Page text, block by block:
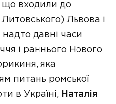
що входили до
Литовського) Львова і
давні часи
і раннього Нового
яка
питань ромської
в Україні, Наталія